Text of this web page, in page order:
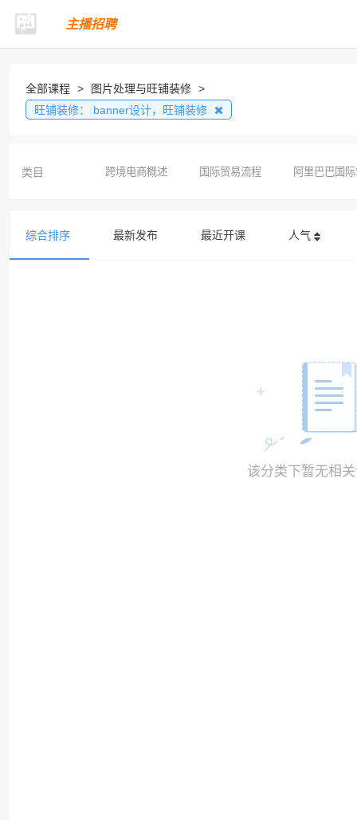
主播招聘
全部课程 > 图片处理与旺铺装修 >
旺铺装修：
banner设计，旺铺装修
类目 跨境电商概述 国际贸易流程 阿里巴巴国
综合排序 最新发布 最近开课 人气
该分类下暂无相